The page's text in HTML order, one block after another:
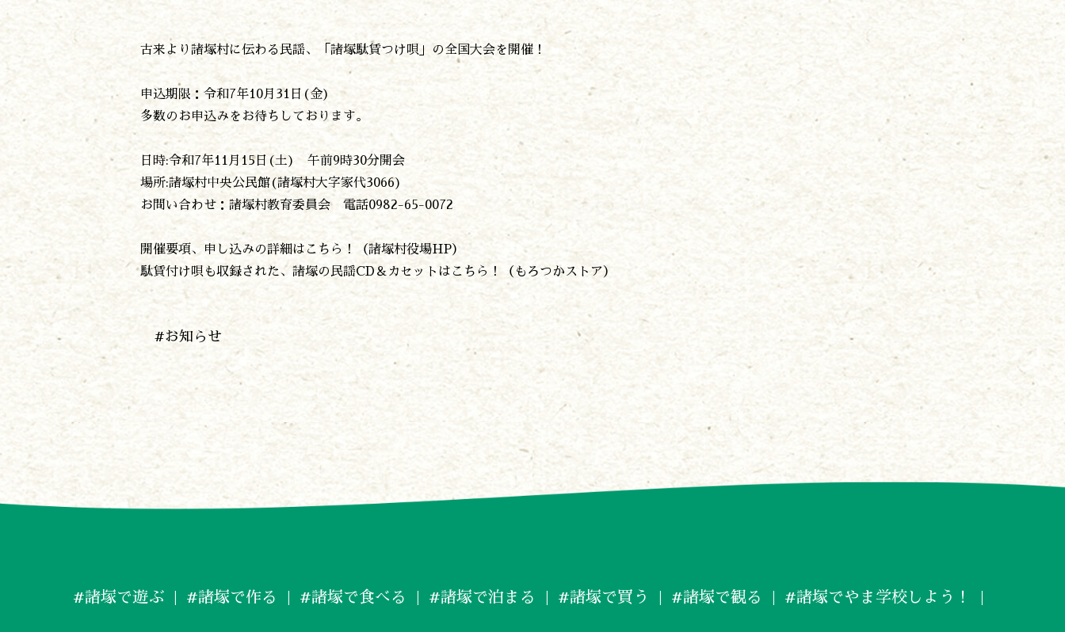
古来より諸塚村に伝わる民謡、「諸塚駄賃つけ唄」の全国大会を開催！
申込期限：令和7年10月31日(金)
多数のお申込みをお待ちしております。
日時:令和7年11月15日(土) 午前9時30分開会
場所:諸塚村中央公民館(諸塚村大字家代3066)
お問い合わせ：諸塚村教育委員会 電話0982-65-0072
開催要項、申し込みの詳細はこちら！（諸塚村役場HP）
駄賃付け唄も収録された、諸塚の民謡CD＆カセットはこちら！（もろつかストア）
#お知らせ
#諸塚で遊ぶ #諸塚で作る #諸塚で食べる #諸塚で泊まる #諸塚で買う #諸塚で観る #諸塚でやま学校しよう！
宮崎県東臼杵郡諸塚村家代3068しいたけの館21内
0982-65-0178